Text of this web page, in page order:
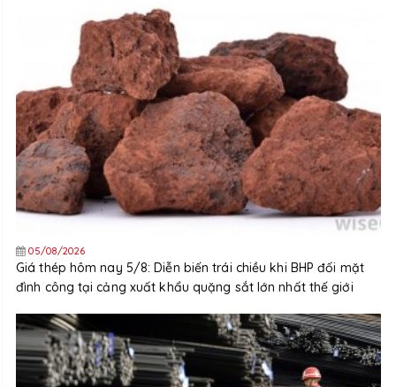
05/08/2026
Giá thép hôm nay 5/8: Diễn biến trái chiều khi BHP đối mặt
đình công tại cảng xuất khẩu quặng sắt lớn nhất thế giới